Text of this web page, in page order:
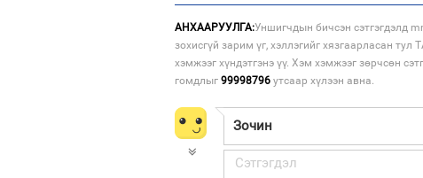
АНХААРУУЛГА:Уншигчдын бичсэн сэтгэгдэлд
зохисгүй зарим үг, хэллэгийг хязгаарласан тул
хэмжээг хүндэтгэнэ үү. Хэм хэмжээг зөрчсөн
гомдлыг 99998796 утсаар хүлээн авна.